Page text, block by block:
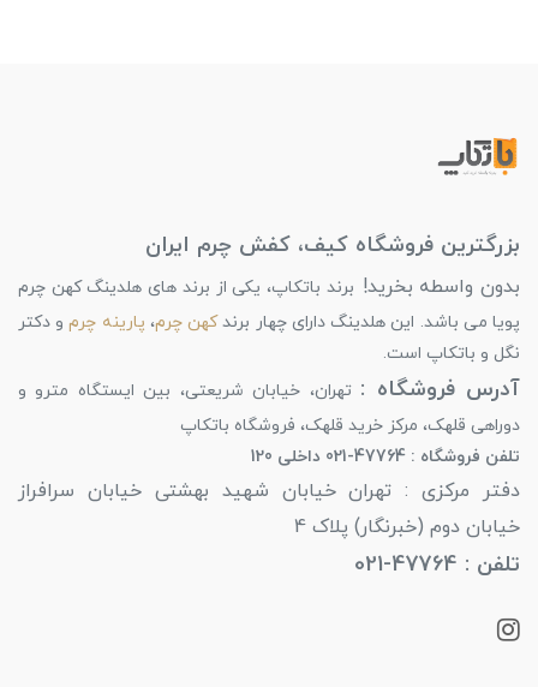
بزرگترین فروشگاه کیف، کفش چرم ایران
بدون واسطه بخرید! برند باتکاپ، یکی از برند های هلدینگ کهن چرم
پویا می باشد. این هلدینگ دارای چهار برندکهن چرم، پارینه چرمو دکتر
نگل و باتکاپ است.
آدرس فروشگاه : تهران، خیابان شریعتی، بین ایستگاه مترو و
دوراهی قلهک، مرکز خرید قلهک، فروشگاه باتکاپ
تلفن فروشگاه : 47764-021 داخلی 120
دفتر مرکزی : تهران خیابان شهید بهشتی خیابان سرافراز
خیابان دوم (خبرنگار) پلاک 4
تلفن : 47764-021